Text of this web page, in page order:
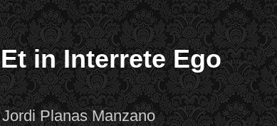
Et in Interrete Ego
Jordi Planas Manzano